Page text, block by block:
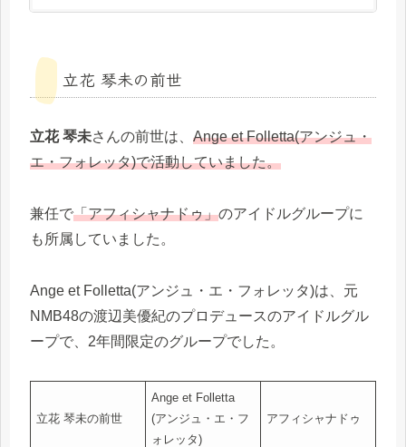
立花 琴未の前世
立花 琴未さんの前世は、 Ange et Folletta(アンジュ・
エ・フォレッタ)で活動していました。
兼任で「アフィシャナドゥ」のアイドルグループに
も所属していました。
Ange et Folletta(アンジュ・エ・フォレッタ)は、元
NMB48の渡辺美優紀のプロデュースのアイドルグル
ープで、2年間限定のグループでした。
立花 琴未の前世
Ange et Folletta
(アンジュ・エ・フ
ォレッタ)
アフィシャナドゥ